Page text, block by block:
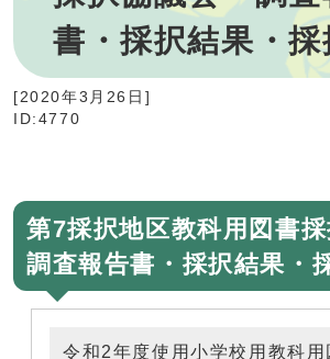
書・採択結果・採
[2020年3月26日 ]
ID:4770
第7採択地区教科用図書
調査報告書・採択結果・
令和2年度使用小学校用教科